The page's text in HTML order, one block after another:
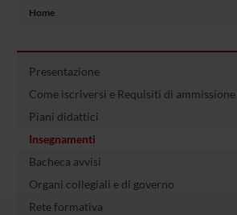
Home
Presentazione
Come iscriversi e Requisiti di ammissione
Piani didattici
Insegnamenti
Bacheca avvisi
Organi collegiali e di governo
Rete formativa